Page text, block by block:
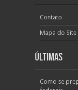
Contato
Mapa do Site
Últimas
Como se